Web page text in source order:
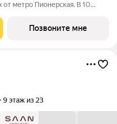
метро Пионерская. В 10
от компактных студий до
Позвоните мне
9 этаж из 23